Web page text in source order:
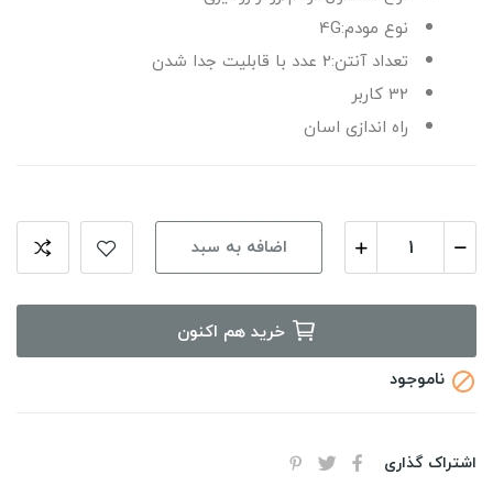
نوع مودم:
4G
تعداد آنتن:2 عدد با قابلیت جدا شدن
32 کاربر
راه اندازی اسان
اضافه به سبد
خرید هم اکنون
 ناموجود
اشتراک گذاری